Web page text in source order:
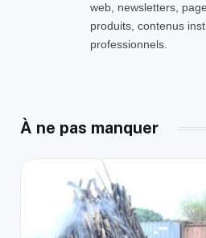
web, newsletters,
produits, contenus
professionnels.
À ne pas manquer